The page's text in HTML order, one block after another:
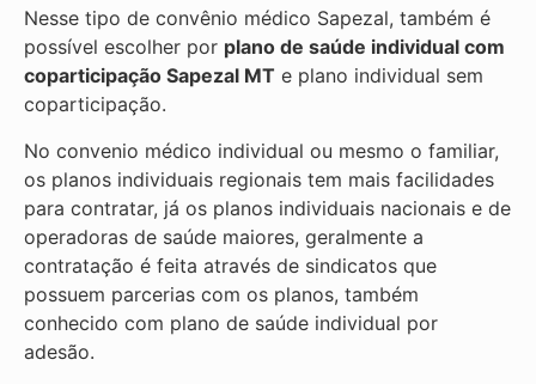
Nesse tipo de convênio médico Sapezal, também é
possível escolher por plano de saúde individual com
coparticipação Sapezal MT e plano individual sem
coparticipação.
No convenio médico individual ou mesmo o familiar,
os planos individuais regionais tem mais facilidades
para contratar, já os planos individuais nacionais e de
operadoras de saúde maiores, geralmente a
contratação é feita através de sindicatos que
possuem parcerias com os planos, também
conhecido com plano de saúde individual por
adesão.